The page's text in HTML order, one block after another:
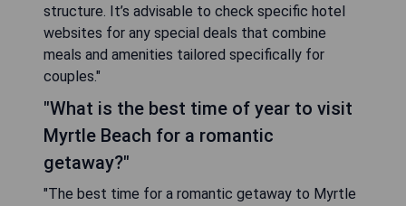
structure. It’s advisable to check specific hotel
websites for any special deals that combine
meals and amenities tailored specifically for
couples."
"What is the best time of year to visit
Myrtle Beach for a romantic
getaway?"
"The best time for a romantic getaway to Myrtle